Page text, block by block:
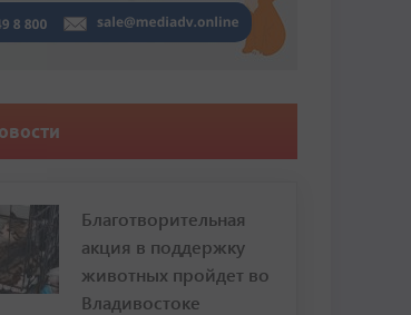
Благотворительная
акция в поддержку
животных пройдет во
Владивостоке